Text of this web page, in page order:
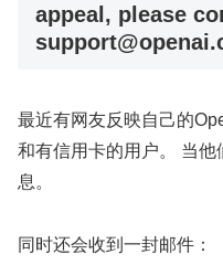
appeal, please
最近有网友反映自己的
和有信用卡的用户。 当
息。
同时还会收到一封邮件：